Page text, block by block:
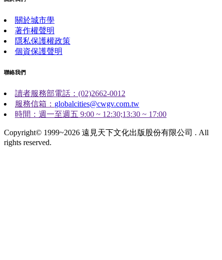
關於城市學
著作權聲明
隱私保護權政策
個資保護聲明
聯絡我們
讀者服務部電話：(02)2662-0012
服務信箱： globalcities@cwgv.com.tw
時間：週一至週五 9:00 ~ 12:30;13:30 ~ 17:00
Copyright© 1999~2026 遠見天下文化出版股份有限公司 . All
rights reserved.